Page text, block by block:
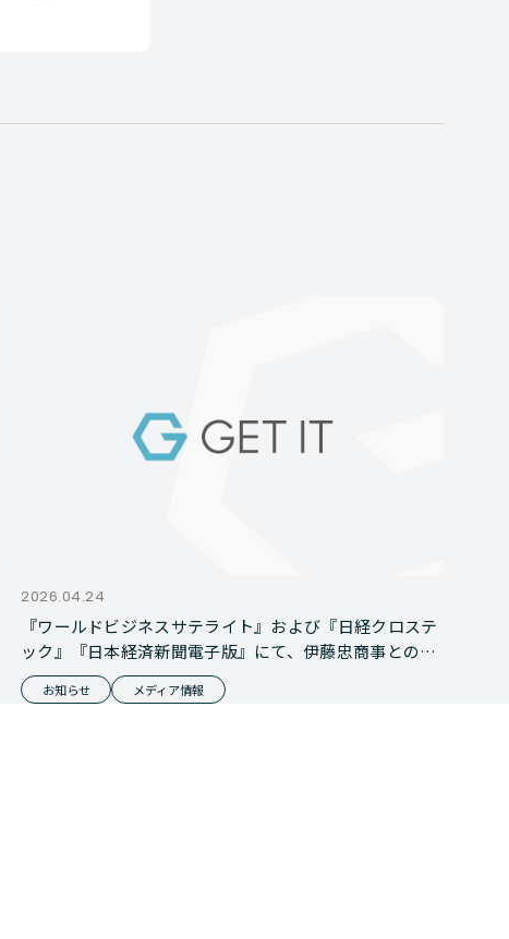
2026.04.24
『ワールドビジネスサテライト』および『日経クロステ
ック』『日本経済新聞電子版』にて、伊藤忠商事との資
本業務提携が報じられました
お知らせ メディア情報